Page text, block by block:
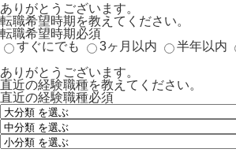
ありがとうございます。
転職希望時期を教えてください。
転職希望時期必須
すぐにでも
3ヶ月以内 半年以内
ありがとうございます。
直近の経験職種を教えてください。
直近の経験職種必須